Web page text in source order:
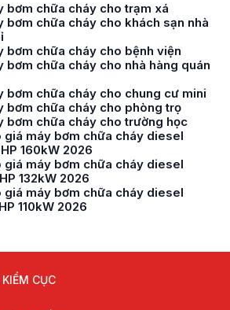
bơm chữa cháy cho trạm xá
bơm chữa cháy cho khách sạn nhà
bơm chữa cháy cho bệnh viện
bơm chữa cháy cho nhà hàng quán
bơm chữa cháy cho chung cư mini
bơm chữa cháy cho phòng trọ
bơm chữa cháy cho trường học
giá máy bơm chữa cháy diesel
160kW 2026
giá máy bơm chữa cháy diesel
132kW 2026
giá máy bơm chữa cháy diesel
110kW 2026
CỤC